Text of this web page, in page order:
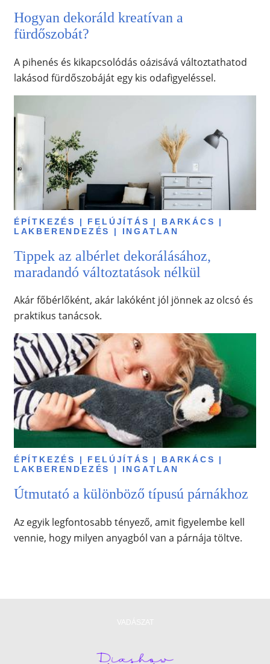
Hogyan dekoráld kreatívan a
fürdőszobát?
A pihenés és kikapcsolódás oázisává változtathatod
lakásod fürdőszobáját egy kis odafigyeléssel.
ÉPÍTKEZÉS | FELÚJÍTÁS | BARKÁCS |
LAKBERENDEZÉS | INGATLAN
Tippek az albérlet dekorálásához,
maradandó változtatások nélkül
Akár főbérlőként, akár lakóként jól jönnek az olcsó és
praktikus tanácsok.
ÉPÍTKEZÉS | FELÚJÍTÁS | BARKÁCS |
LAKBERENDEZÉS | INGATLAN
Útmutató a különböző típusú párnákhoz
Az egyik legfontosabb tényező, amit figyelembe kell
vennie, hogy milyen anyagból van a párnája töltve.